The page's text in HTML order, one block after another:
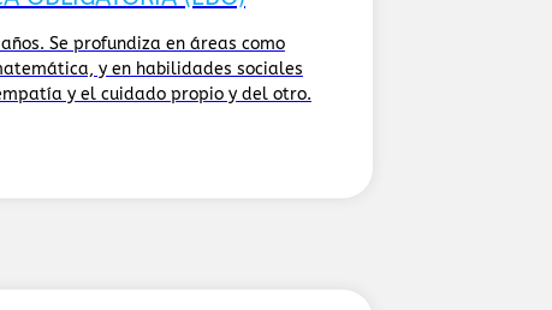
Se profundiza en áreas como
y en habilidades sociales
y el cuidado propio y del otro.